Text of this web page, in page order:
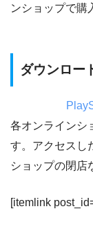
ンショップで購
ダウンロー
各オンラインシ
す。アクセスし
ショップの閉店
[itemlink